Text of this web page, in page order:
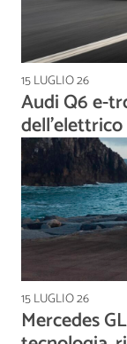
15 LUGLIO 26
Audi Q6 e-
15 LUGLIO 26
Mercedes